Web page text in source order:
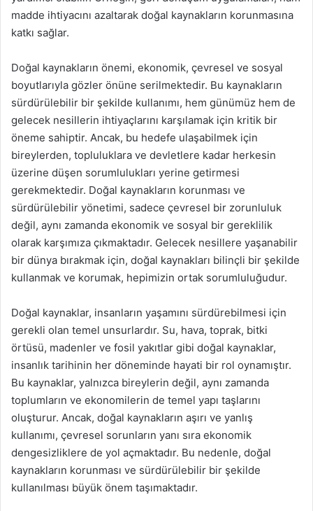
madde ihtiyacını azaltarak doğal kaynakların korunmasına
katkı sağlar.
Doğal kaynakların önemi, ekonomik, çevresel ve sosyal
boyutlarıyla gözler önüne serilmektedir. Bu kaynakların
sürdürülebilir bir şekilde kullanımı, hem günümüz hem de
gelecek nesillerin ihtiyaçlarını karşılamak için kritik bir
öneme sahiptir. Ancak, bu hedefe ulaşabilmek için
bireylerden, topluluklara ve devletlere kadar herkesin
üzerine düşen sorumlulukları yerine getirmesi
gerekmektedir. Doğal kaynakların korunması ve
sürdürülebilir yönetimi, sadece çevresel bir zorunluluk
değil, aynı zamanda ekonomik ve sosyal bir gereklilik
olarak karşımıza çıkmaktadır. Gelecek nesillere yaşanabilir
bir dünya bırakmak için, doğal kaynakları bilinçli bir şekilde
kullanmak ve korumak, hepimizin ortak sorumluluğudur.
Doğal kaynaklar, insanların yaşamını sürdürebilmesi için
gerekli olan temel unsurlardır. Su, hava, toprak, bitki
örtüsü, madenler ve fosil yakıtlar gibi doğal kaynaklar,
insanlık tarihinin her döneminde hayati bir rol oynamıştır.
Bu kaynaklar, yalnızca bireylerin değil, aynı zamanda
toplumların ve ekonomilerin de temel yapı taşlarını
oluşturur. Ancak, doğal kaynakların aşırı ve yanlış
kullanımı, çevresel sorunların yanı sıra ekonomik
dengesizliklere de yol açmaktadır. Bu nedenle, doğal
kaynakların korunması ve sürdürülebilir bir şekilde
kullanılması büyük önem taşımaktadır.